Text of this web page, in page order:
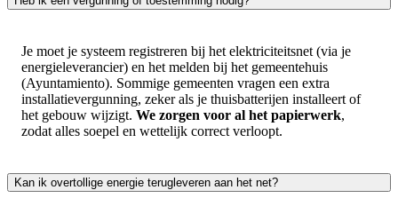
Je moet je systeem registreren bij het elektriciteitsnet (via je
energieleverancier) en het melden bij het gemeentehuis
(Ayuntamiento). Sommige gemeenten vragen een extra
installatievergunning, zeker als je thuisbatterijen installeert of
het gebouw wijzigt. We zorgen voor al het papierwerk,
zodat alles soepel en wettelijk correct verloopt.
Kan ik overtollige energie terugleveren aan het net?